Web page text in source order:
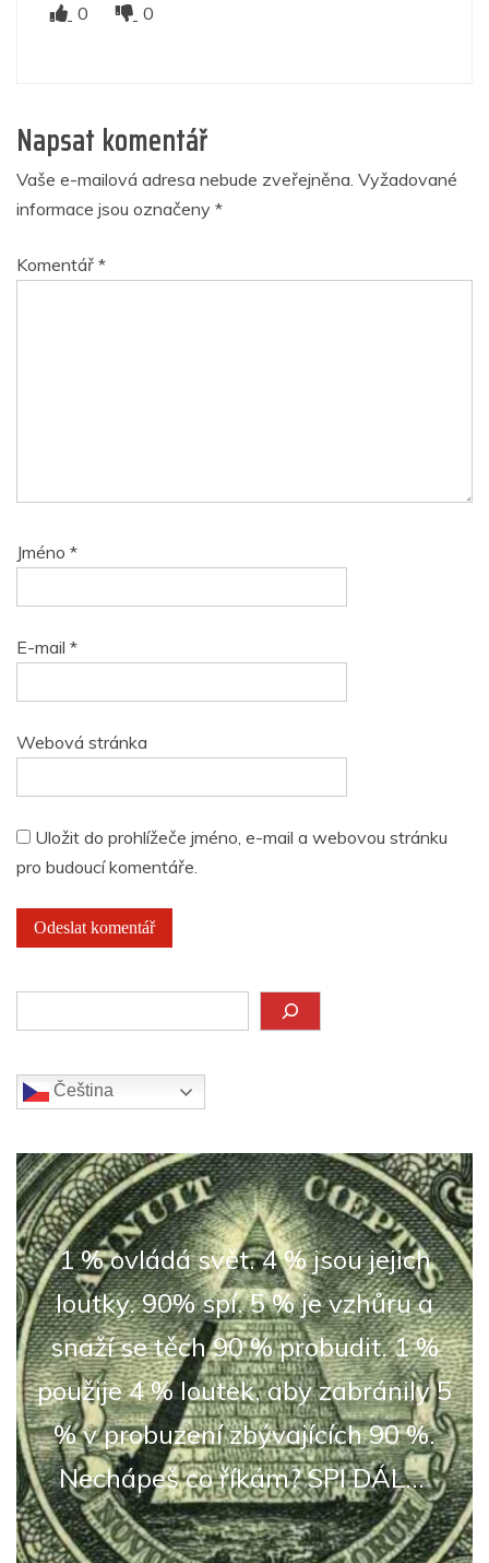
0 0
Napsat komentář
Vaše e-mailová adresa nebude zveřejněna. Vyžadované
informace jsou označeny *
Komentář *
Jméno *
E-mail *
Webová stránka
Uložit do prohlížeče jméno, e-mail a webovou stránku
pro budoucí komentáře.
Čeština‎
1 % ovládá svět. 4 % jsou jejich
loutky. 90% spí. 5 % je vzhůru a
snaží se těch 90 % probudit. 1 %
použije 4 % loutek, aby zabránily 5
% v probuzení zbývajících 90 %.
Nechápeš co říkám? SPI DÁL...